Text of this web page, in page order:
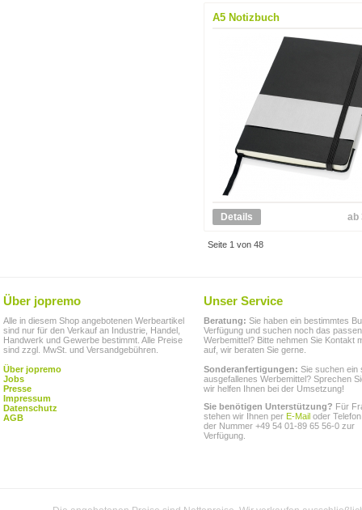
A5 Notizbuch
Details ab
Seite 1 von 48
Über jopremo
Alle in diesem Shop angebotenen Werbeartikel
sind nur für den Verkauf an Industrie, Handel,
Handwerk und Gewerbe bestimmt. Alle Preise
sind zzgl. MwSt. und Versandgebühren.
Über jopremo
Jobs
Presse
Impressum
Datenschutz
AGB
Unser Service
Beratung: Sie haben ein bestimmtes
Verfügung und suchen noch das
Werbemittel? Bitte nehmen Sie Kontakt
auf, wir beraten Sie gerne.
Sonderanfertigungen: Sie suchen ein
ausgefallenes Werbemittel? Sprechen
wir helfen Ihnen bei der Umsetzung!
Sie benötigen Unterstützung? Für
stehen wir Ihnen per E-Mail oder
der Nummer +49 54 01-89 65 56-0 zur
Verfügung.